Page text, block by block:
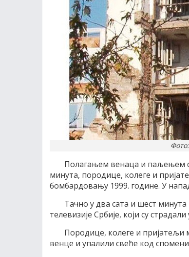
Полагањем венаца и паљењем
минута, породице, колеге и
бомбардовању 1999. године. У
Тачно у два сата и шест
телевизије Србије, који су
Породице, колеге и пријатељи
венце и упалили свеће код